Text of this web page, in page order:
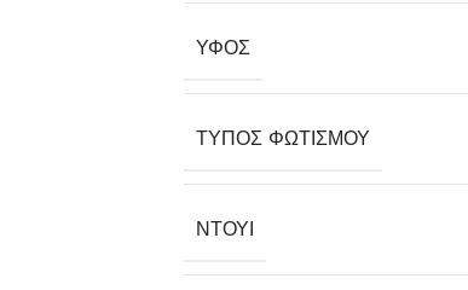
ΎΦΟΣ
ΤΎΠΟΣ ΦΩΤΙΣΜΟΎ
ΝΤΟΥΊ